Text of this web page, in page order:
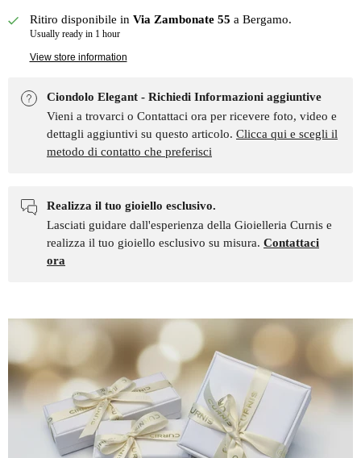
Ritiro disponibile in Via Zambonate 55 a Bergamo.
Usually ready in 1 hour
View store information
Ciondolo Elegant - Richiedi Informazioni aggiuntive
Vieni a trovarci o Contattaci ora per ricevere foto, video e
dettagli aggiuntivi su questo articolo. Clicca qui e scegli il
metodo di contatto che preferisci
Realizza il tuo gioiello esclusivo.
Lasciati guidare dall'esperienza della Gioielleria Curnis e
realizza il tuo gioiello esclusivo su misura. Contattaci
ora